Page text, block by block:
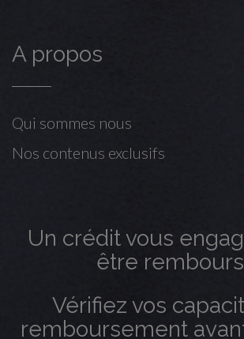
A propos
Qui sommes nous
Nos contenus exclusifs
Un crédit vous
être
Vérifiez vos
remboursement